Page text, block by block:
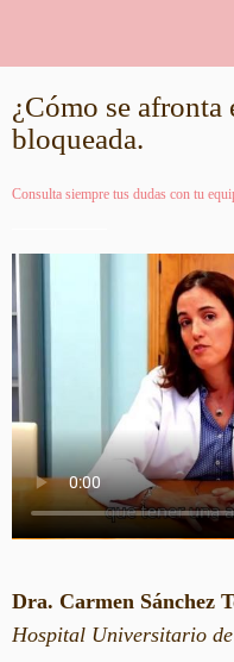
¿Cómo se
bloqueada.
Consulta siempre tus dudas con tu
Dra. Carmen Sánchez
Hospital Universitario